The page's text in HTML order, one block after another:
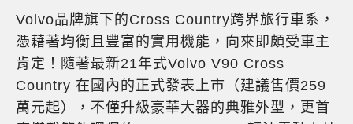
Volvo品牌旗下的Cross Country跨界旅行車系，
憑藉著均衡且豐富的實用機能，向來即頗受車主
肯定！隨著最新21年式Volvo V90 Cross
Country 在國內的正式發表上市（建議售價259
萬元起），不僅升級豪華大器的典雅外型，更首